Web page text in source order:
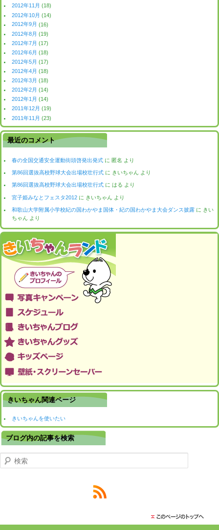
2012年11月 (18)
2012年10月 (14)
2012年9月 (16)
2012年8月 (19)
2012年7月 (17)
2012年6月 (18)
2012年5月 (17)
2012年4月 (18)
2012年3月 (18)
2012年2月 (14)
2012年1月 (14)
2011年12月 (19)
2011年11月 (23)
最近のコメント
春の全国交通安全運動街頭啓発出発式 に匿名 より
第86回選抜高校野球大会出場校壮行式 に きいちゃん より
第86回選抜高校野球大会出場校壮行式 にはる より
宮子姫みなとフェスタ2012 に きいちゃん より
和歌山大学附属小学校紀の国わかやま国体・紀の国わかやま大会ダンス披露 に きい
ちゃん より
きいちゃん関連ページ
きいちゃんを使いたい
ブログ内の記事を検索
検索